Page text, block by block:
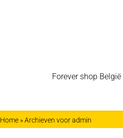
Forever shop België
Home »Archieven voor admin